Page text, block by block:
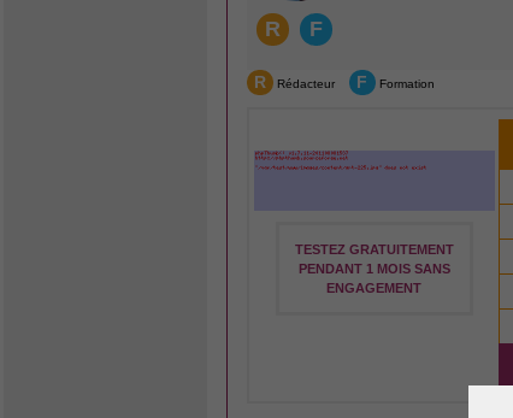
R F
R Rédacteur F Formation
TESTEZ GRATUITEMENT
PENDANT 1 MOIS SANS
ENGAGEMENT